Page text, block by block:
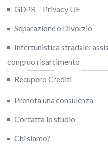
GDPR – Privacy UE
Separazione o Divorzio
Infortunistica stradale:
congruo risarcimento
Recupero Crediti
Prenota una consulenza
Contatta lo studio
Chi siamo?